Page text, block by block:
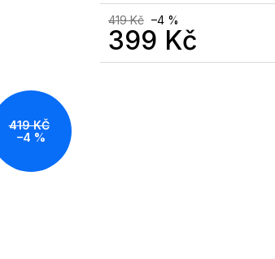
419 Kč –4 %
399 Kč
Měrná
419 KČ
–4 %